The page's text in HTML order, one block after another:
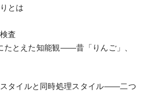
とは
査
とえた知能観――昔「りんご」、
タイルと同時処理スタイル――二つ